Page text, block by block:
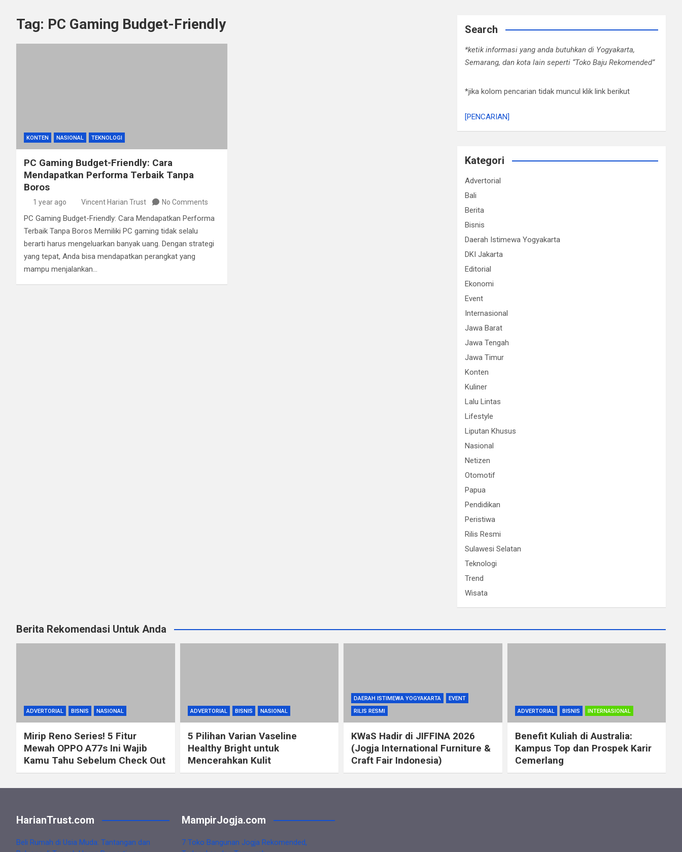
Tag: PC Gaming Budget-Friendly
KONTEN NASIONAL TEKNOLOGI
PC Gaming Budget-Friendly: Cara
Mendapatkan Performa Terbaik Tanpa
Boros
1 year ago Vincent Harian Trust No Comments
PC Gaming Budget-Friendly: Cara Mendapatkan Performa
Terbaik Tanpa Boros Memiliki PC gaming tidak selalu
berarti harus mengeluarkan banyak uang. Dengan strategi
yang tepat, Anda bisa mendapatkan perangkat yang
mampu menjalankan…
Search
*ketik informasi yang anda butuhkan di Yogyakarta,
Semarang, dan kota lain seperti “Toko Baju Rekomended”
*jika kolom pencarian tidak muncul klik link berikut
[PENCARIAN]
Kategori
Advertorial
Bali
Berita
Bisnis
Daerah Istimewa Yogyakarta
DKI Jakarta
Editorial
Ekonomi
Event
Internasional
Jawa Barat
Jawa Tengah
Jawa Timur
Konten
Kuliner
Lalu Lintas
Lifestyle
Liputan Khusus
Nasional
Netizen
Otomotif
Papua
Pendidikan
Peristiwa
Rilis Resmi
Sulawesi Selatan
Teknologi
Trend
Wisata
Berita Rekomendasi Untuk Anda
ADVERTORIAL BISNIS NASIONAL
Mirip Reno Series! 5 Fitur
Mewah OPPO A77s Ini Wajib
Kamu Tahu Sebelum Check Out
ADVERTORIAL BISNIS NASIONAL
5 Pilihan Varian Vaseline
Healthy Bright untuk
Mencerahkan Kulit
DAERAH ISTIMEWA YOGYAKARTA
EVENT
RILIS RESMI
KWaS Hadir di JIFFINA 2026
(Jogja International Furniture &
Craft Fair Indonesia)
ADVERTORIAL BISNIS INTERNASIONAL
Benefit Kuliah di Australia:
Kampus Top dan Prospek Karir
Cemerlang
HarianTrust.com
Beli Rumah di Usia Muda: Tantangan dan
MampirJogja.com
7 Toko Bangunan Jogja Rekomended,